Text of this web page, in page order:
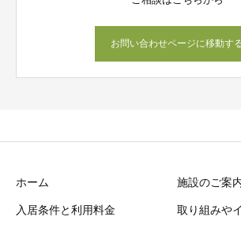
お問い合わせページに移動す
ホーム 施設のご案
入居条件と利用料金 取り組みや